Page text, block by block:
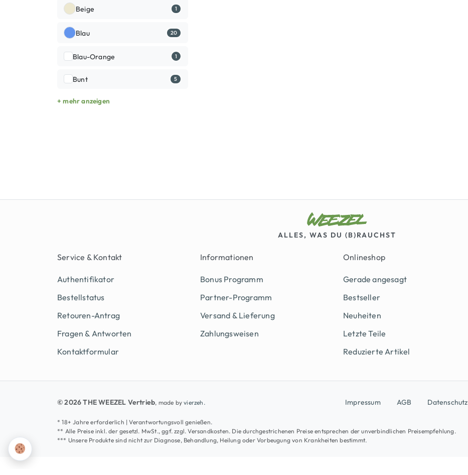
Beige 1
Blau 20
Blau-Orange 1
Bunt 5
+ mehr anzeigen
ALLES, WAS DU (B)RAUCHST
Service & Kontakt
Authentifikator
Bestellstatus
Retouren-Antrag
Fragen & Antworten
Kontaktformular
Informationen
Bonus Programm
Partner-Programm
Versand & Lieferung
Zahlungsweisen
Onlineshop
Gerade angesagt
Bestseller
Neuheiten
Letzte Teile
Reduzierte Artikel
© 2026 THE WEEZEL Vertrieb, made byvierzeh. Impressum AGB Datenschutz
* 18+ Jahre erforderlich | Verantwortungsvoll genießen.
** Alle Preise inkl. der gesetzl. MwSt., ggf. zzgl. Versandkosten. Die durchgestrichenen Preise entsprechen der unverbindlichen Preisempfehlung.
*** Unsere Produkte sind nicht zur Diagnose, Behandlung, Heilung oder Vorbeugung von Krankheiten bestimmt.